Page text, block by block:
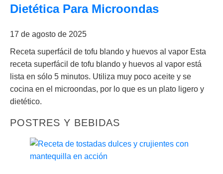
Dietética Para Microondas
17 de agosto de 2025
Receta superfácil de tofu blando y huevos al vapor Esta
receta superfácil de tofu blando y huevos al vapor está
lista en sólo 5 minutos. Utiliza muy poco aceite y se
cocina en el microondas, por lo que es un plato ligero y
dietético.
POSTRES Y BEBIDAS